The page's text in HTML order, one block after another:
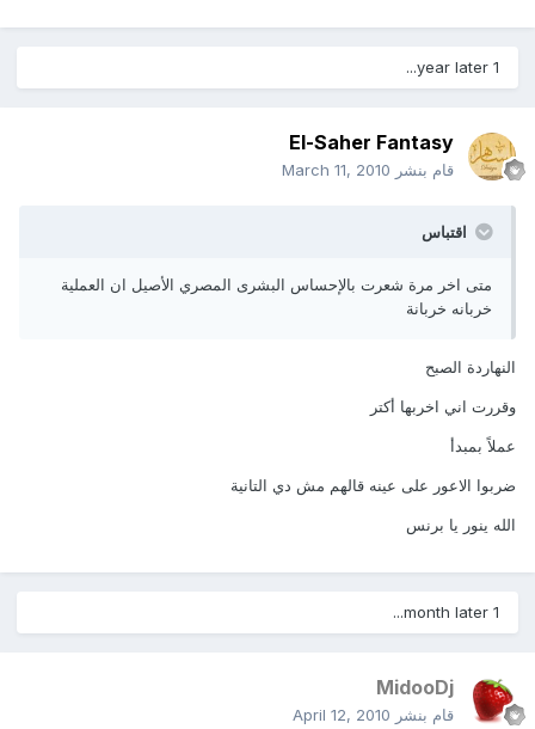
El-Saher Fantasy
قام بنشر March 11, 2010
اقتباس
متى اخر مرة شعرت بالإحساس البشرى المصري الأصيل ان العملية
خربانه خربانة
النهاردة الصبح
وقررت اني اخربها أكتر
عملاً بمبدأ
ضربوا الاعور على عينه قالهم مش دي التانية
الله ينور يا برنس
MidooDj
قام بنشر April 12, 2010